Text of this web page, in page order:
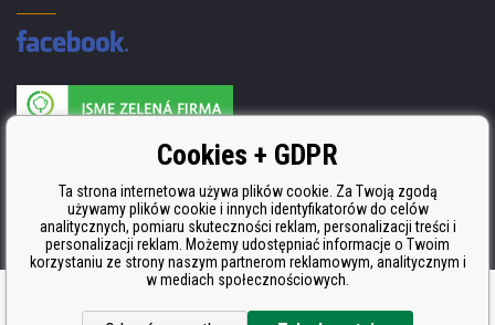
Producent wkładów posiada certyfikat
ISO 9001, ISO 14001 i STMC.
Oprogramowanie e-commerceBINARGON.cz
Cookies + GDPR
Ta strona internetowa używa plików cookie. Za Twoją zgodą
używamy plików cookie i innych identyfikatorów do celów
analitycznych, pomiaru skuteczności reklam, personalizacji treści i
personalizacji reklam. Możemy udostępniać informacje o Twoim
korzystaniu ze strony naszym partnerom reklamowym, analitycznym i
w mediach społecznościowych.